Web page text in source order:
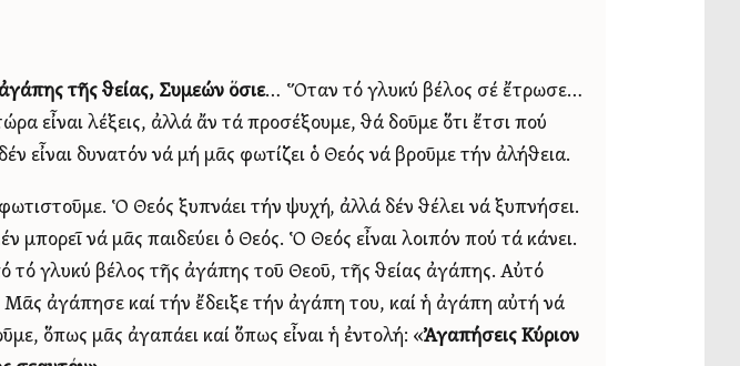
τῆς θείας, Συμεών ὅσιε… Ὅταν τό γλυκύ βέλος σέ ἔτρωσε…
εἶναι λέξεις, ἀλλά ἄν τά προσέξουμε, θά δοῦμε ὅτι ἔτσι πού
εἶναι δυνατόν νά μή μᾶς φωτίζει ὁ Θεός νά βροῦμε τήν ἀλήθεια.
Ὁ Θεός ξυπνάει τήν ψυχή, ἀλλά δέν θέλει νά ξυπνήσει.
μπορεῖ νά μᾶς παιδεύει ὁ Θεός. Ὁ Θεός εἶναι λοιπόν πού τά κάνει.
τό γλυκύ βέλος τῆς ἀγάπης τοῦ Θεοῦ, τῆς θείας ἀγάπης. Αὐτό
Μᾶς ἀγάπησε καί τήν ἔδειξε τήν ἀγάπη του, καί ἡ ἀγάπη αὐτή νά
ὅπως μᾶς ἀγαπάει καί ὅπως εἶναι ἡ ἐντολή: «Ἀγαπήσεις Κύριον